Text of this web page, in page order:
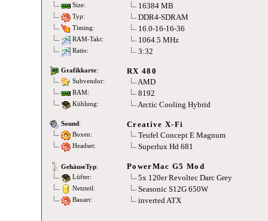
Size: 16384 MB
Typ: DDR4-SDRAM
Timing: 16.0-16-16-36
RAM-Takt: 1064.5 MHz
Ratio: 3:32
Grafikkarte: RX 480
Subvendor: AMD
RAM: 8192
Kühlung: Arctic Cooling Hybrid
Sound: Creative X-Fi
Boxen: Teufel Concept E Magnum
Headset: Superlux Hd 681
GehäuseTyp: PowerMac G5 Mod
Lüfter: 5x 120er Revoltec Darc Grey
Netzteil: Seasonic S12G 650W
Bauart: inverted ATX